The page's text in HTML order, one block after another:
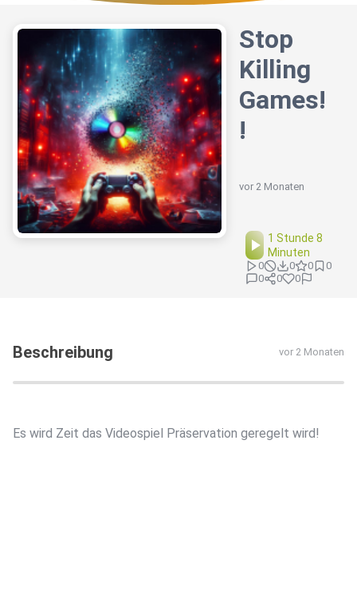
Stop
Killing
Games!
!
vor 2 Monaten
1 Stunde 8
Minuten
0 0 0
0
0
0 0
Beschreibung vor 2 Monaten
Es wird Zeit das Videospiel Präservation geregelt wird!